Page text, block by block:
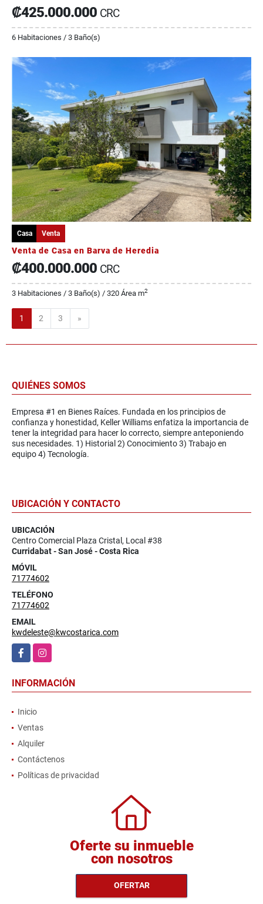
₡425.000.000 CRC
6 Habitaciones / 3 Baño(s)
Casa Venta
Venta de Casa en Barva de Heredia
₡400.000.000 CRC
3 Habitaciones / 3 Baño(s) / 320 Área m2
1 2 3 »
QUIÉNES SOMOS
Empresa #1 en Bienes Raíces. Fundada en los principios de
confianza y honestidad, Keller Williams enfatiza la importancia de
tener la integridad para hacer lo correcto, siempre anteponiendo
sus necesidades. 1) Historial 2) Conocimiento 3) Trabajo en
equipo 4) Tecnología.
UBICACIÓN Y CONTACTO
UBICACIÓN
Centro Comercial Plaza Cristal, Local #38
Curridabat - San José - Costa Rica
MÓVIL
71774602
TELÉFONO
71774602
EMAIL
kwdeleste@kwcostarica.com
FacebookInstagram
INFORMACIÓN
Inicio
Ventas
Alquiler
Contáctenos
Políticas de privacidad
Oferte su inmueble
con nosotros
OFERTAR